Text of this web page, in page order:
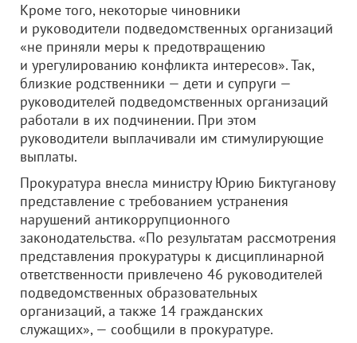
Кроме того, некоторые чиновники
и руководители подведомственных организаций
«не приняли меры к предотвращению
и урегулированию конфликта интересов». Так,
близкие родственники — дети и супруги —
руководителей подведомственных организаций
работали в их подчинении. При этом
руководители выплачивали им стимулирующие
выплаты.
Прокуратура внесла министру Юрию Биктуганову
представление с требованием устранения
нарушений антикоррупционного
законодательства. «По результатам рассмотрения
представления прокуратуры к дисциплинарной
ответственности привлечено 46 руководителей
подведомственных образовательных
организаций, а также 14 гражданских
служащих», — сообщили в прокуратуре.